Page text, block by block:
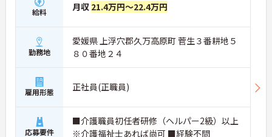
給料 月収 21.4万円～22.4万円
勤務地
愛媛県 上浮穴郡久万高原町 菅生３番耕地５
８０番地２４
雇用形態 正社員(正職員)
応募要件
■介護職員初任者研修（ヘルパー2級）以上
※介護福祉士あれば尚可 ■経験不問